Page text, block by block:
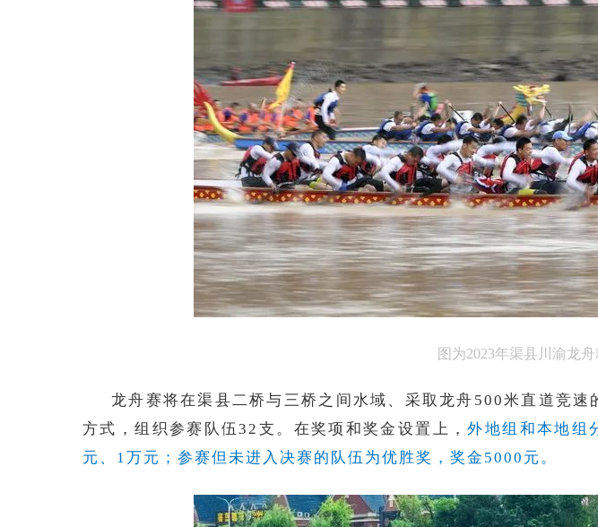
图为2023年渠县川渝龙
龙舟赛将在渠县二桥与三桥之间水域、采取龙舟500米直道竞
方式，组织参赛队伍32支。在奖项和奖金设置上，外地组和本地组
元、1万元；参赛但未进入决赛的队伍为优胜奖，奖金5000元。